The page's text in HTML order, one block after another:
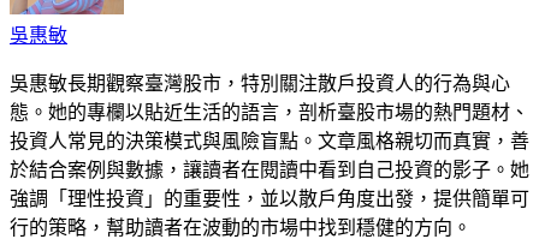
吳惠敏
吳惠敏長期觀察臺灣股市，特別關注散戶投資人的行為與心
態。她的專欄以貼近生活的語言，剖析臺股市場的熱門題材、
投資人常見的決策模式與風險盲點。文章風格親切而真實，善
於結合案例與數據，讓讀者在閱讀中看到自己投資的影子。她
強調「理性投資」的重要性，並以散戶角度出發，提供簡單可
行的策略，幫助讀者在波動的市場中找到穩健的方向。